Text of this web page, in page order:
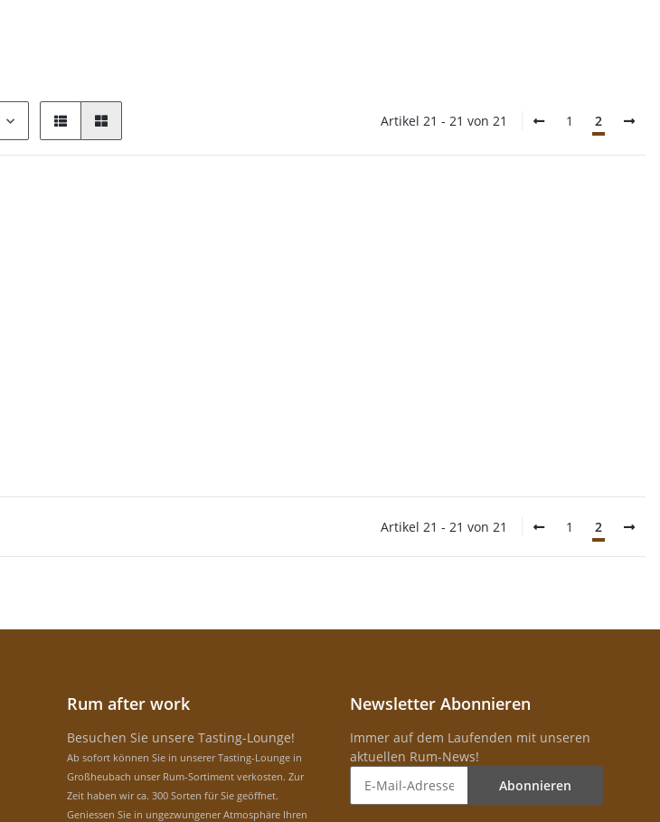
Artikel 21 - 21 von 21 1 2
Artikel 21 - 21 von 21 1 2
Rum after work
Besuchen Sie unsere Tasting-Lounge!
Ab sofort können Sie in unserer Tasting-Lounge in
Großheubach unser Rum-Sortiment verkosten. Zur
Zeit haben wir ca. 300 Sorten für Sie geöffnet.
Geniessen Sie in ungezwungener Atmosphäre Ihren
Newsletter Abonnieren
Immer auf dem Laufenden mit unseren
aktuellen Rum-News!
Abonnieren